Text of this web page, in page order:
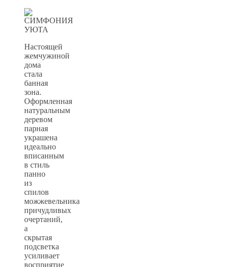
Настоящей
жемчужиной
дома
стала
банная
зона.
Оформленная
натуральным
деревом
парная
украшена
идеально
вписанным
в стиль
панно
из
спилов
можжевельника
причудливых
очертаний,
а
скрытая
подсветка
усиливает
восприятие